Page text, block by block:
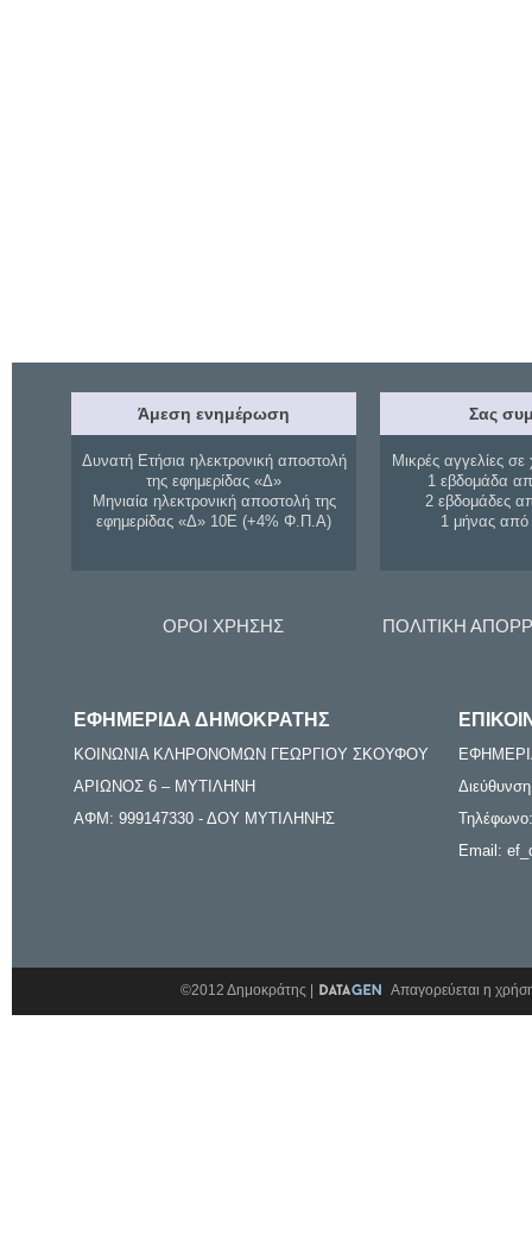
Άμεση ενημέρωση
Δυνατή Ετήσια ηλεκτρονική αποστολή
της εφημερίδας «Δ»
Μηνιαία ηλεκτρονική αποστολή της
εφημερίδας «Δ» 10Ε (+4% Φ.Π.Α)
Σας
Μικρές αγγελίες σε
1 εβδομάδα
2 εβδομάδες
1 μήνας
ΟΡΟΙ ΧΡΗΣΗΣ ΠΟΛΙΤΙΚΗ
ΕΦΗΜΕΡΙΔΑ ΔΗΜΟΚΡΑΤΗΣ
ΚΟΙΝΩΝΙΑ ΚΛΗΡΟΝΟΜΩΝ ΓΕΩΡΓΙΟΥ ΣΚΟΥΦΟΥ
ΑΡΙΩΝΟΣ 6 – ΜΥΤΙΛΗΝΗ
ΑΦΜ: 999147330 - ΔΟΥ ΜΥΤΙΛΗΝΗΣ
Email:
©2012 Δημοκράτης | Απαγορεύεται η